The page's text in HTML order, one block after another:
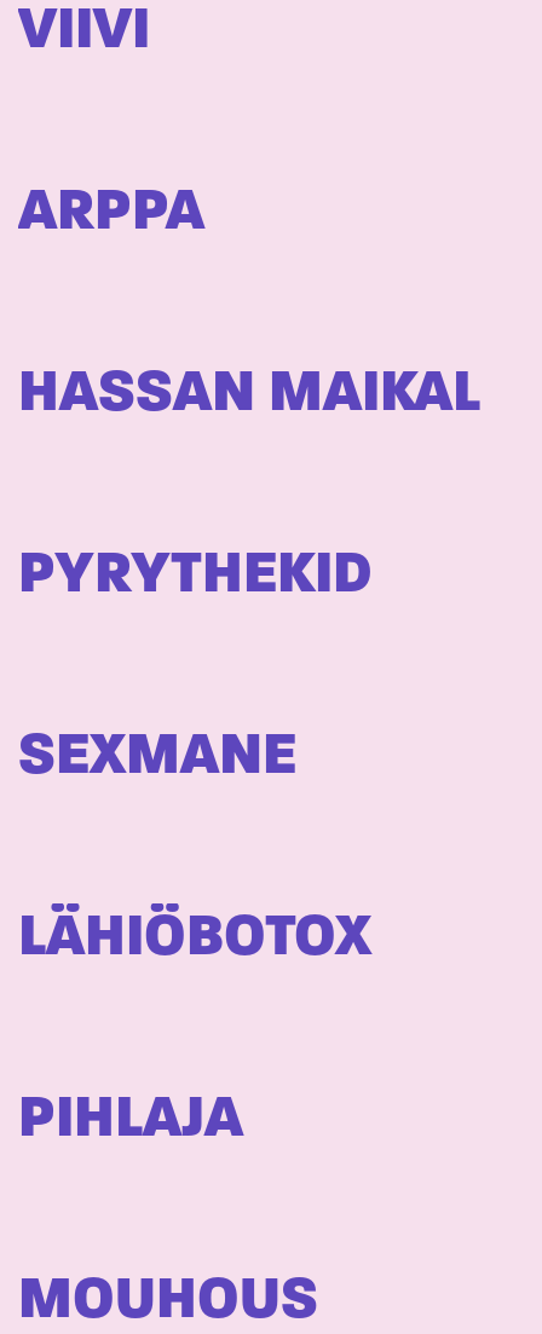
VIIVI
ARPPA
HASSAN MAIKAL
PYRYTHEKID
SEXMANE
LÄHIÖBOTOX
PIHLAJA
MOUHOUS